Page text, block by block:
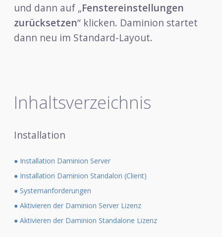
und dann auf „Fenstereinstellungen
zurücksetzen“ klicken. Daminion startet
dann neu im Standard-Layout.
Inhaltsverzeichnis
Installation
● Installation Daminion Server
● Installation Daminion Standalon (Client)
● Systemanforderungen
● Aktivieren der Daminion Server Lizenz
● Aktivieren der Daminion Standalone Lizenz